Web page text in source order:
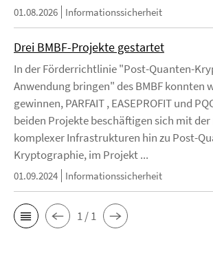
01.08.2026 Informationssicherheit
Drei BMBF-Projekte gestartet
In der Förderrichtlinie "Post-Quanten-
Anwendung bringen" des BMBF konnten
gewinnen, PARFAIT , EASEPROFIT und
beiden Projekte beschäftigen sich mit
komplexer Infrastrukturen hin zu Post-
Kryptographie, im Projekt ...
01.09.2024 Informationssicherheit
1 / 1